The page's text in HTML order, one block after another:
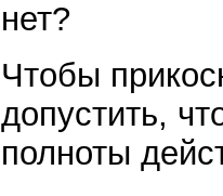
нет?
Чтобы
допустить,
полноты